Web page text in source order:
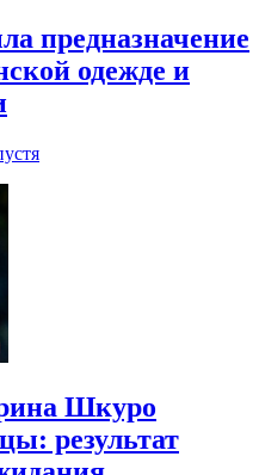
предназначение
одежде и
Шкуро
результат